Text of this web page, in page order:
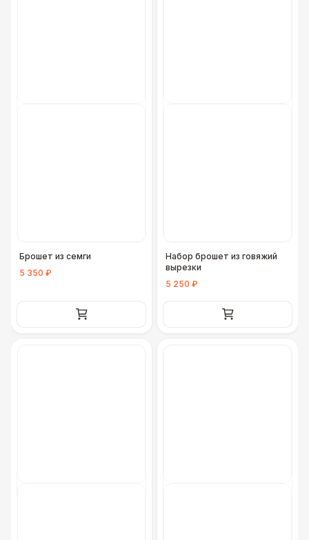
Брошет из семги
5 350 ₽
Набор брошет из говяжий
вырезки
5 250 ₽